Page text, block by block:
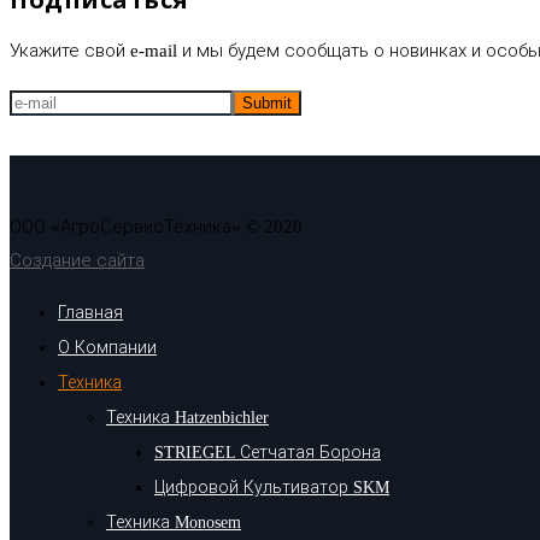
Укажите свой e-mail и мы будем сообщать о новинках и
ООО «АгроСервисТехника» © 2020
Создание сайта
Главная
О Компании
Техника
Техника Hatzenbichler
STRIEGEL Сетчатая Борона
Цифровой Культиватор SKM
Техника Monosem